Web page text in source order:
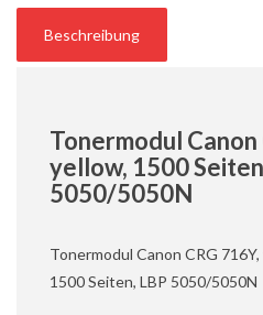
Beschreibung
Tonermodul Canon
yellow, 1500
5050/5050N
Tonermodul Canon CRG
1500 Seiten, LBP 5050/5050N